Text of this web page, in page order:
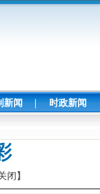
新闻 | 时政新闻
闭】